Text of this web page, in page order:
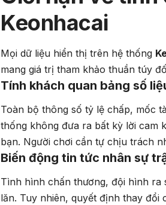
Keonhacai
Mọi dữ liệu hiển thị trên hệ thống
mang giá trị tham khảo thuần túy
Tính khách quan bảng số
Toàn bộ thông số tỷ lệ chấp, mốc
thống không đưa ra bất kỳ lời cam
bạn. Người chơi cần tự chịu trách
Biến động tin tức nhân sự
Tình hình chấn thương, đội hình ra
lăn. Tuy nhiên, quyết định thay đổi